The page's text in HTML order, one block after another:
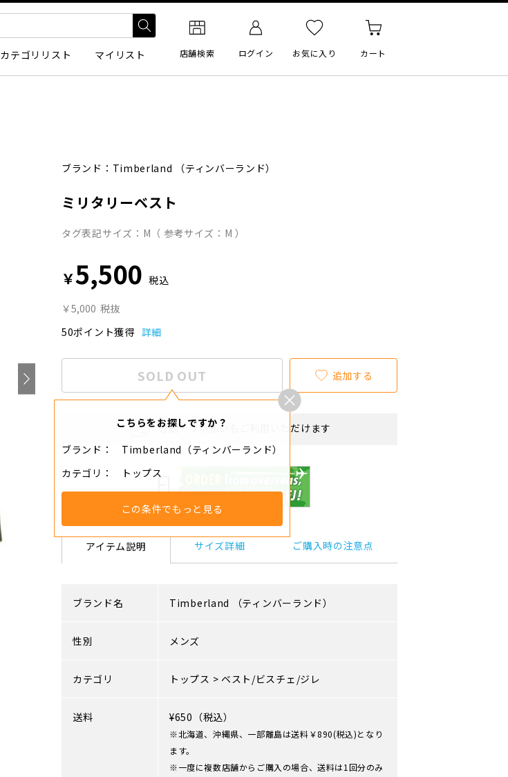
カテゴリリスト マイリスト 店舗検索 ログイン お気に入り カート
ブランド： Timberland （ティンバーランド）
ミリタリーベスト
タグ表記サイズ：M（ 参考サイズ：M ）
￥5,500 税込
￥5,000 税抜
50ポイント獲得 詳細
SOLD OUT
こちらをお探しですか？
ブランド
Timberland（ティンバーランド）
カテゴリ
トップス
この条件でもっと見る
追加する
分割・リボ払いもご利用いただけます
アイテム説明 サイズ詳細 ご購入時の注意点
ブランド名 Timberland （ティンバーランド）
性別 メンズ
カテゴリ トップス > ベスト/ビスチェ/ジレ
送料 ¥650（税込）
※北海道、沖縄県、一部離島は送料￥890(税込)となり
ます。
※一度に複数店舗からご購入の場合、送料は1回分のみ